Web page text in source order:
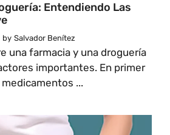
Entendiendo Las
by Salvador Benítez
una farmacia y una droguería
importantes. En primer
...